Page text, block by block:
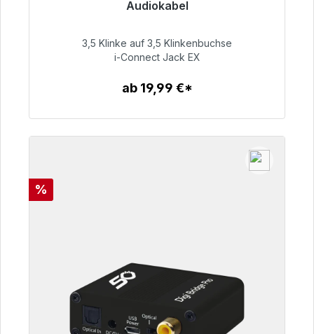
Audiokabel
51,99 €
3,5 Klinke auf 3,5 Klinkenbuchse
i-Connect Jack EX
ab 19,99 €*
Rabatt
%